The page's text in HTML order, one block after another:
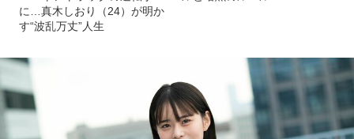
に…真木しおり（24）が明か
す“波乱万丈”人生